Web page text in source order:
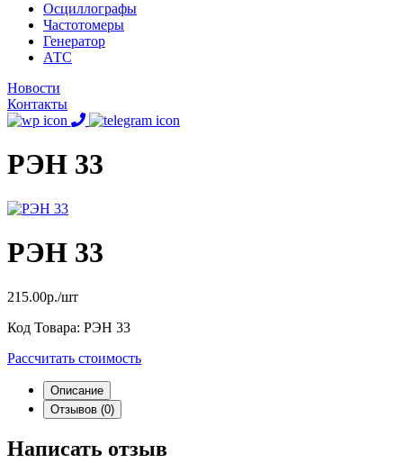
Осциллографы
Частотомеры
Генератор
АТС
Новости
Контакты
РЭН 33
РЭН 33
215.00р./шт
Код Товара: РЭН 33
Рассчитать стоимость
Описание
Отзывов (0)
Написать отзыв